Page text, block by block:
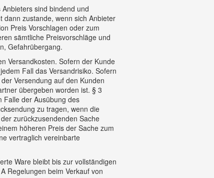
sind bindend und
dann zustande, wenn sich Anbieter
Preis Vorschlagen oder zum
sämtliche Preisvorschläge und
Gefahrübergang.
Versandkosten. Sofern der Kunde
Fall das Versandrisiko. Sofern
Versendung auf den Kunden
übergeben worden ist. § 3
Falle der Ausübung des
zu tragen, wenn die
zurückzusendenden Sache
höheren Preis der Sache zum
vertraglich vereinbarte
Ware bleibt bis zur vollständigen
Regelungen beim Verkauf von